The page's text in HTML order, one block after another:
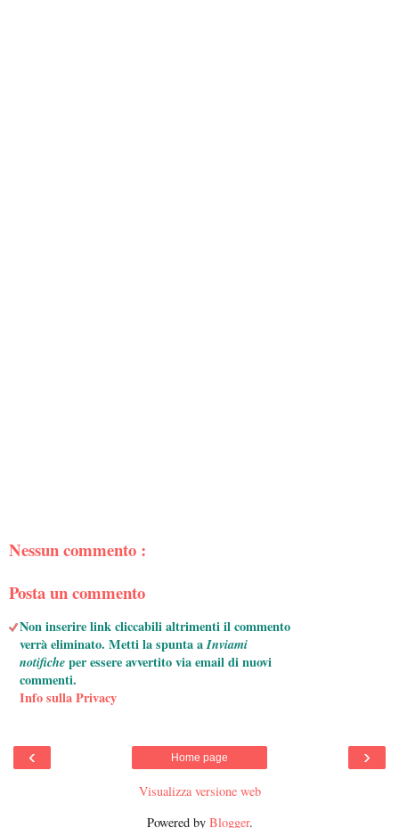
Nessun commento :
Posta un commento
Non inserire link cliccabili altrimenti il commento
verrà eliminato. Metti la spunta aInviami
notificheper essere avvertito via email di nuovi
commenti.
Info sulla Privacy
‹ ›
Home page
Visualizza versione web
Powered by Blogger.